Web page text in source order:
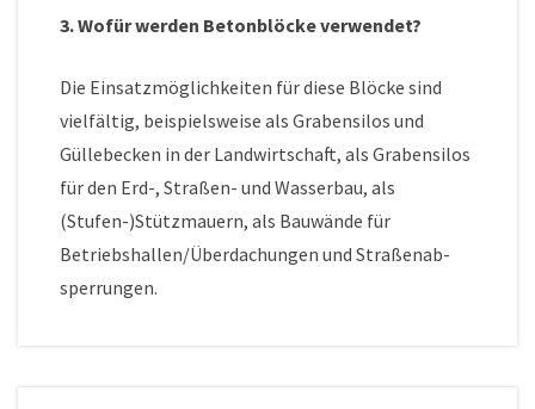
3. Wofür werden Betonblöcke verwendet?
Die Einsatzmöglichkeiten für diese Blöcke sind
vielfältig, beispielsweise als Grabensilos und
Güllebecken in der Landwirtschaft, als Grabensilos
für den Erd-, Straßen- und Wasserbau, als
(Stufen-)Stützmauern, als Bauwände für
Betriebshallen/Überdachungen und Straßenab-
sperrungen.